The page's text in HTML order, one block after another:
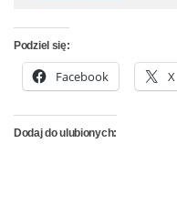
Podziel się:
Facebook X
Dodaj do ulubionych: